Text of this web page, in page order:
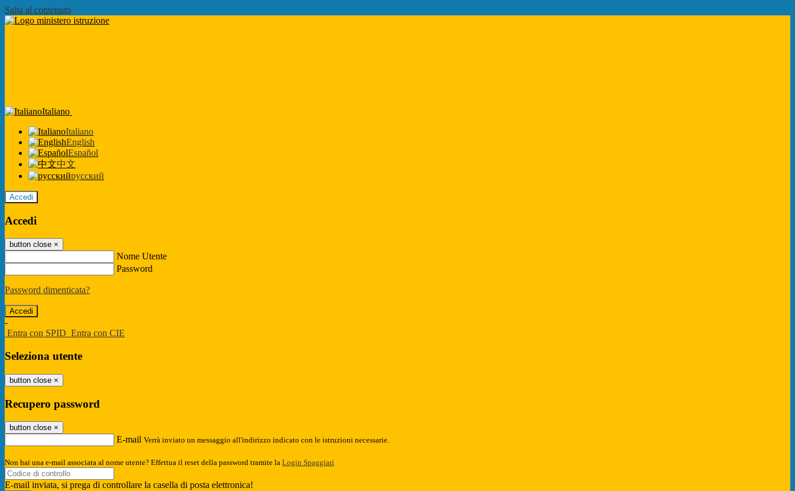
Salta al contenuto
Italiano
Italiano
English
Español
中文
русский
Accedi
Accedi
button close ×
Nome Utente
Password
Password dimenticata?
-
Entra con SPID Entra con CIE
Seleziona utente
button close ×
Recupero password
button close ×
E-mail Verrà inviato un messaggio all'indirizzo indicato con le istruzioni necessarie.
Non hai una e-mail associata al nome utente? Effettua il reset della password tramite la Login Spaggiari
E-mail inviata, si prega di controllare la casella di posta elettronica!